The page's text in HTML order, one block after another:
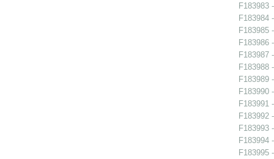
F183983
F183984
F183985
F183986
F183987
F183988
F183989
F183990
F183991
F183992
F183993
F183994
F183995